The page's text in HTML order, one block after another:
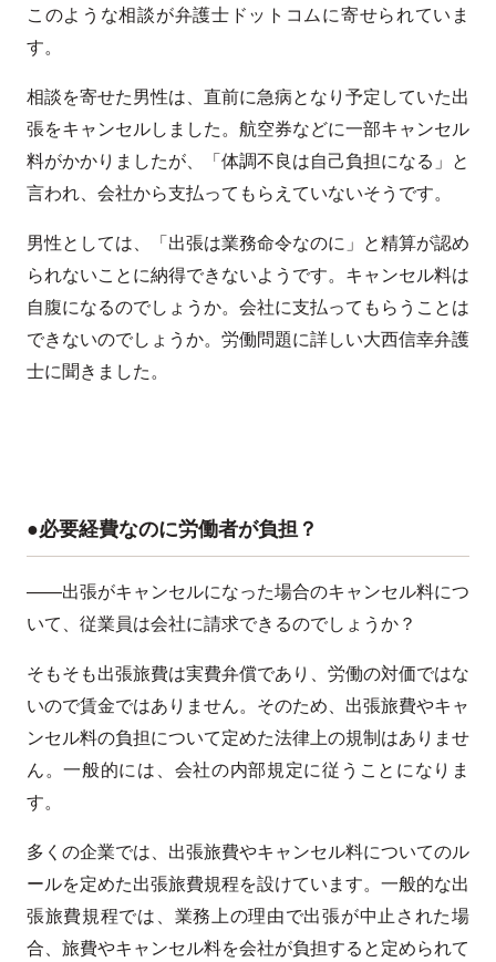
このような相談が弁護士ドットコムに寄せられていま
す。
相談を寄せた男性は、直前に急病となり予定していた出
張をキャンセルしました。航空券などに一部キャンセル
料がかかりましたが、「体調不良は自己負担になる」と
言われ、会社から支払ってもらえていないそうです。
男性としては、「出張は業務命令なのに」と精算が認め
られないことに納得できないようです。キャンセル料は
自腹になるのでしょうか。会社に支払ってもらうことは
できないのでしょうか。労働問題に詳しい大西信幸弁護
士に聞きました。
●必要経費なのに労働者が負担？
——出張がキャンセルになった場合のキャンセル料につ
いて、従業員は会社に請求できるのでしょうか？
そもそも出張旅費は実費弁償であり、労働の対価ではな
いので賃金ではありません。そのため、出張旅費やキャ
ンセル料の負担について定めた法律上の規制はありませ
ん。一般的には、会社の内部規定に従うことになりま
す。
多くの企業では、出張旅費やキャンセル料についてのル
ールを定めた出張旅費規程を設けています。一般的な出
張旅費規程では、業務上の理由で出張が中止された場
合、旅費やキャンセル料を会社が負担すると定められて